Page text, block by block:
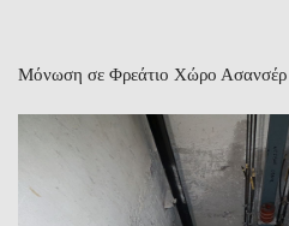
Μόνωση σε Φρεάτιο Χώρο Ασανσέρ